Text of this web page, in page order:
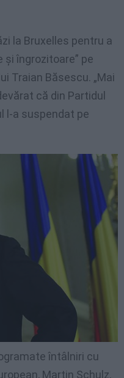
la Bruxelles pentru a
şi îngrozitoare” pe
Traian Băsescu. „Mai
că din Partidul
l-a suspendat pe
întâlniri cu
Martin Schulz,